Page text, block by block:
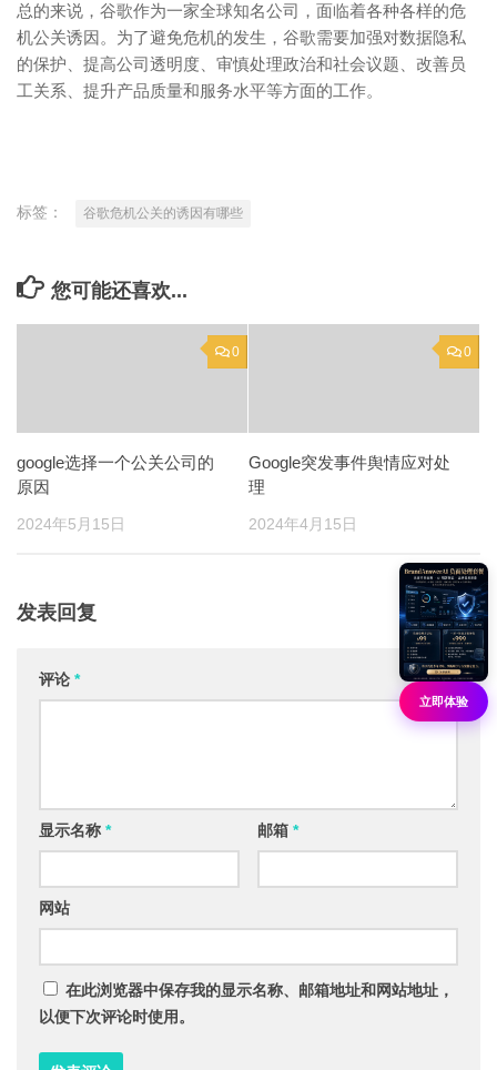
总的来说，谷歌作为一家全球知名公司，面临着各种各样的危
机公关诱因。为了避免危机的发生，谷歌需要加强对数据隐私
的保护、提高公司透明度、审慎处理政治和社会议题、改善员
工关系、提升产品质量和服务水平等方面的工作。
标签： 谷歌危机公关的诱因有哪些
您可能还喜欢...
0
google选择一个公关公司的
原因
2024年5月15日
0
Google突发事件舆情应对处
理
2024年4月15日
发表回复
评论 *
显示名称 * 邮箱 *
网站
在此浏览器中保存我的显示名称、邮箱地址和网站地址，
以便下次评论时使用。
立即体验